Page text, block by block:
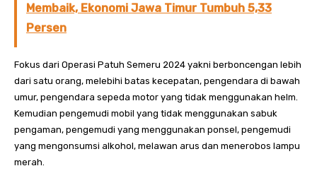
Membaik, Ekonomi Jawa Timur Tumbuh 5,33
Persen
Fokus dari Operasi Patuh Semeru 2024 yakni berboncengan lebih
dari satu orang, melebihi batas kecepatan, pengendara di bawah
umur, pengendara sepeda motor yang tidak menggunakan helm.
Kemudian pengemudi mobil yang tidak menggunakan sabuk
pengaman, pengemudi yang menggunakan ponsel, pengemudi
yang mengonsumsi alkohol, melawan arus dan menerobos lampu
merah.